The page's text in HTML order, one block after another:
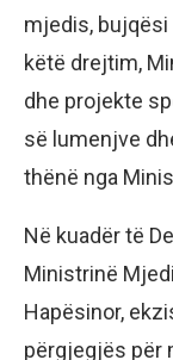
mjedis, bujqësi
këtë drejtim,
dhe projekte
së lumenjve
thënë nga
Në kuadër të
Ministrinë
Hapësinor,
përgjegjës për